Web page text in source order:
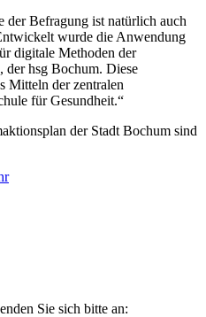
der Befragung ist natürlich auch
wurde die Anwendung
digitale Methoden der
der hsg Bochum. Diese
Mitteln der zentralen
für Gesundheit.“
der Stadt Bochum sind
Sie sich bitte an: